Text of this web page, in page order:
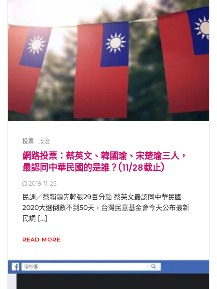
投票 政治
網路投票：蔡英文、韓國瑜、宋楚瑜三人，
最認同中華民國的是誰？(11/28截止)
2019-11-25
民調／蔡賴領先韓張29百分點 蔡英文最認同中華民國
2020大選倒數不到50天，台灣民意基金會今天公布最新
民調 […]
READ MORE